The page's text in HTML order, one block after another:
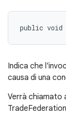
public void
Indica che
causa di una
Verrà chiamato